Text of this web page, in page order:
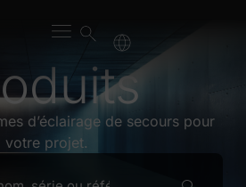
d’éclairage de secours pour
votre projet.